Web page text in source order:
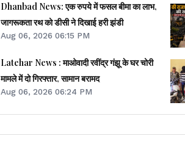
Dhanbad News: एक रुपये में फसल बीमा का लाभ,
जागरूकता रथ को डीसी ने दिखाई हरी झंडी
Aug 06, 2026 06:15 PM
Latehar News : माओवादी रवींद्र गंझू के घर चोरी
मामले में दो गिरफ्तार, सामान बरामद
Aug 06, 2026 06:24 PM